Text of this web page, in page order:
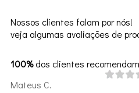
Nossos clientes falam por nós!
veja algumas avaliações de
100% dos clientes
Mateus C.